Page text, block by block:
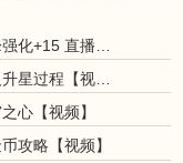
龙斗士星之极峰强化+15 直播视频
龙斗士月之仙人升星过程【视频】
心【视频】
攻略【视频】